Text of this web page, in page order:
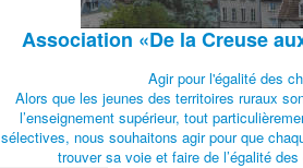
Association «De la Creuse
Agir pour l'égalité des
Alors que les jeunes des territoires ruraux
l’enseignement supérieur, tout
sélectives, nous souhaitons agir pour que
trouver sa voie et faire de l’égalité